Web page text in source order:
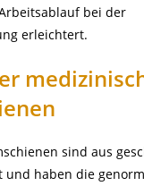
bei der
erleichtert.
sind aus
und haben die